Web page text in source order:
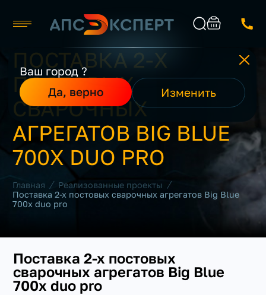
Ваш город ?
Да, верно
Изменить
Москва
Каталог
О компании
Производители
Реализованные проекты
Контакты
ПОСТАВКА 2-Х
ПОСТОВЫХ
СВАРОЧНЫХ
АГРЕГАТОВ BIG BLUE
700X DUO PRO
Главная / Реализованные проекты
/
Поставка 2-х постовых сварочных агрегатов Big Blue
700x duo pro
Поставка 2-х постовых
сварочных агрегатов Big Blue
700x duo pro
Найти